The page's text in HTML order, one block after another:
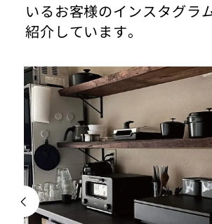
いるお客様のインスタグラ
紹介しています。